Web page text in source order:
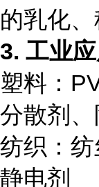
的乳化
3. 工业应
塑料：
分散剂
纺织：
静电剂